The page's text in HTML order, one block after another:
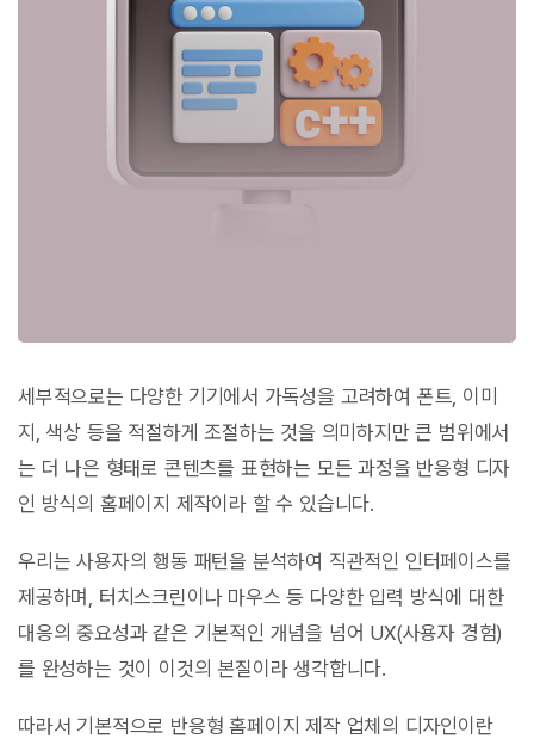
세부적으로는 다양한 기기에서 가독성을 고려하여 폰트, 이미
지, 색상 등을 적절하게 조절하는 것을 의미하지만 큰 범위에서
는 더 나은 형태로 콘텐츠를 표현하는 모든 과정을 반응형 디자
인 방식의 홈페이지 제작이라 할 수 있습니다.
우리는 사용자의 행동 패턴을 분석하여 직관적인 인터페이스를
제공하며, 터치스크린이나 마우스 등 다양한 입력 방식에 대한
대응의 중요성과 같은 기본적인 개념을 넘어 UX(사용자 경험)
를 완성하는 것이 이것의 본질이라 생각합니다.
따라서 기본적으로 반응형 홈페이지 제작 업체의 디자인이란